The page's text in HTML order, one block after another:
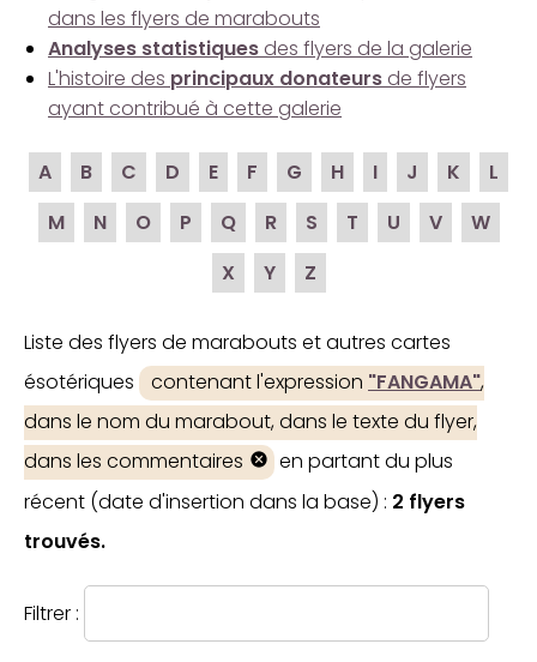
dans les flyers de marabouts
Analyses statistiques des flyers de la galerie
L'histoire des principaux donateurs de flyers
ayant contribué à cette galerie
A B C D E F G H I J K
L
M
N O P Q R S T U V
W
X
Y Z
Liste des flyers de marabouts et autres cartes
ésotériques
contenant l'expression "FANGAMA",
dans le nom du marabout, dans le texte du flyer,
dans les commentaires
en partant du plus
récent (date d'insertion dans la base) : 2 flyers
trouvés.
Filtrer :